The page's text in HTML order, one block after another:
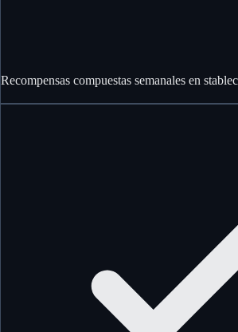
Recompensas compuestas semanales en